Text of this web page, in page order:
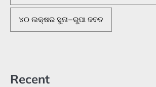
୪୦ ଲକ୍ଷର ସୁନା–ରୁପା ଜବତ
Recent